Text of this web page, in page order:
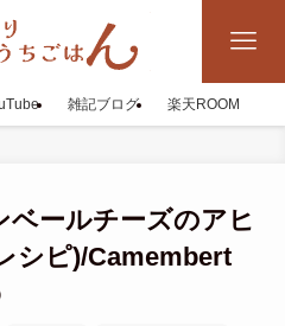
雑記ブログ 楽天ROOM
ベールチーズのアヒ
シピ)/Camembert